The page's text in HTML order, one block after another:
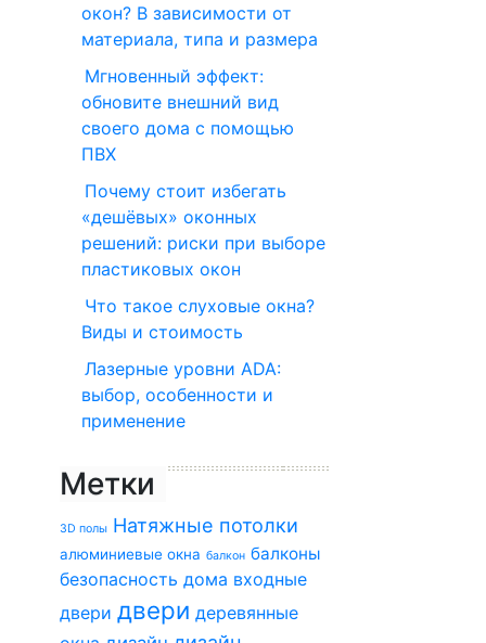
окон? В зависимости от
материала, типа и размера
Мгновенный эффект:
обновите внешний вид
своего дома с помощью
ПВХ
Почему стоит избегать
«дешёвых» оконных
решений: риски при выборе
пластиковых окон
Что такое слуховые окна?
Виды и стоимость
Лазерные уровни ADA:
выбор, особенности и
применение
Метки
3D полы Натяжные потолки
алюминиевые окна балкон балконы
безопасность дома входные
двери двери деревянные